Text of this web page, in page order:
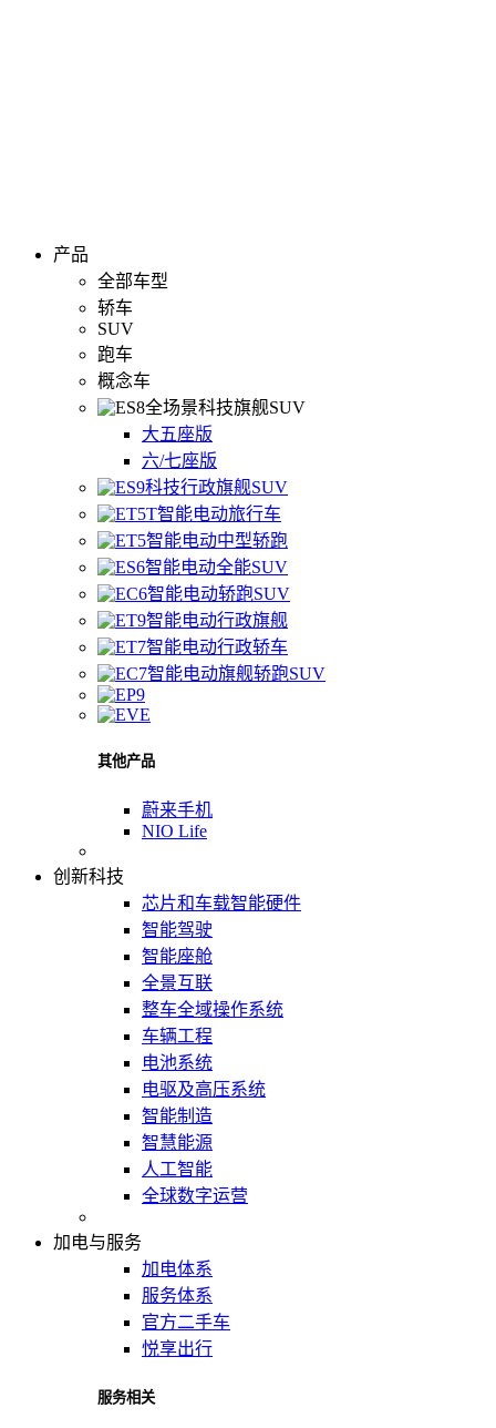
产品
全部车型
轿车
SUV
跑车
概念车
全场景科技旗舰SUV
大五座版
六/七座版
科技行政旗舰SUV
智能电动旅行车
智能电动中型轿跑
智能电动全能SUV
智能电动轿跑SUV
智能电动行政旗舰
智能电动行政轿车
智能电动旗舰轿跑SUV
其他产品
蔚来手机
NIO Life
创新科技
芯片和车载智能硬件
智能驾驶
智能座舱
全景互联
整车全域操作系统
车辆工程
电池系统
电驱及高压系统
智能制造
智慧能源
人工智能
全球数字运营
加电与服务
加电体系
服务体系
官方二手车
悦享出行
服务相关